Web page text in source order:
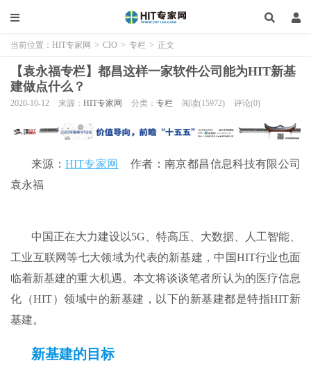
当前位置： HIT专家网 > CIO > 专栏 > 正文
【袁永福专栏】都昌这样一家软件公司能为HIT新基
建做点什么？
2020-10-12 来源： HIT专家网 分类： 专栏 阅读(15972) 评论(0)
来源：HIT专家网
作者：南京都昌信息科技有限公司
袁永福
中国正在大力建设以5G、特高压、大数据、人工智能、
工业互联网等七大领域为代表的新基建，中国HIT行业也面
临着新基建的重大机遇。本文将谈谈笔者所认为的医疗信息
化（HIT）领域中的新基建，以下的新基建都是特指HIT新
基建。
新基建的目标